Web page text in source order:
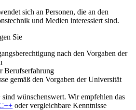
sich an Personen, die an den
und Medien interessiert sind.
Sie
nach den Vorgaben der
Berufserfahrung
gemäß den Vorgaben der Universität
wünschenswert. Wir empfehlen das
oder vergleichbare Kenntnisse